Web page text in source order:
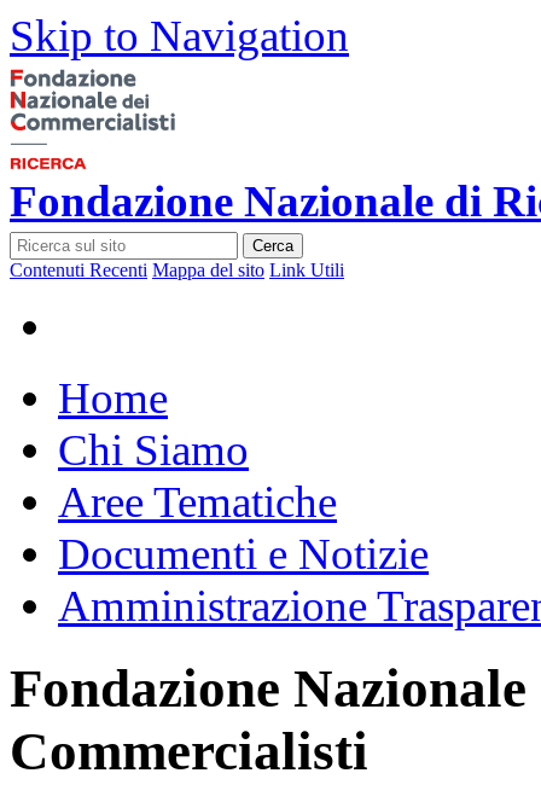
Skip to Navigation
Fondazione Nazionale di
Cerca
Contenuti Recenti Mappa del sito Link Utili
Home
Chi Siamo
Aree Tematiche
Documenti e Notizie
Amministrazione
Fondazione
Commercialisti